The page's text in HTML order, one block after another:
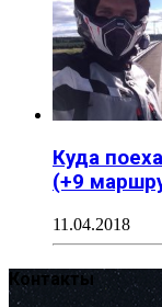
Куда
(+9
11.04.2018
Контакты